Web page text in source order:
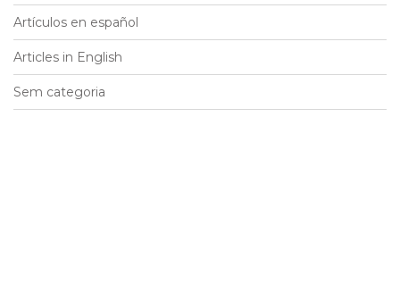
Artículos en español
Articles in English
Sem categoria